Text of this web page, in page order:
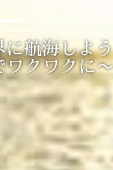
に航海しよう
クワクに